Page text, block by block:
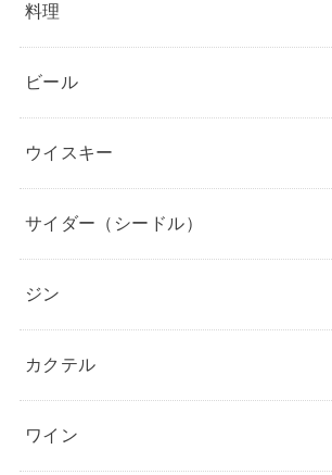
料理
ビール
ウイスキー
サイダー（シードル）
ジン
カクテル
ワイン